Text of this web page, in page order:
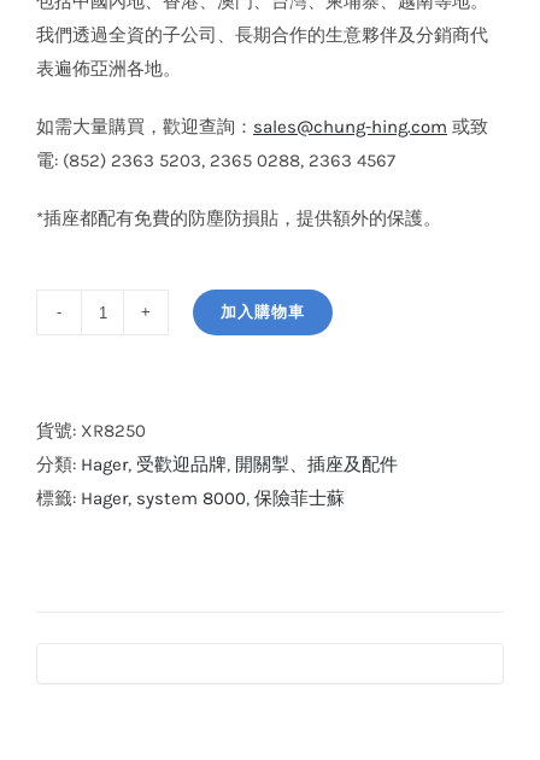
我們透過全資的子公司、長期合作的生意夥伴及分銷商代
表遍佈亞洲各地。
如需大量購買，歡迎查詢： sales@chung-hing.com 或致
電: (852) 2363 5203, 2365 0288, 2363 4567
*插座都配有免費的防塵防損貼，提供額外的保護。
25A
接
線
加入購物車
貨號: XR8250
分類: Hager, 受歡迎品牌, 開關掣、插座及配件
標籤: Hager, system 8000, 保險菲士蘇